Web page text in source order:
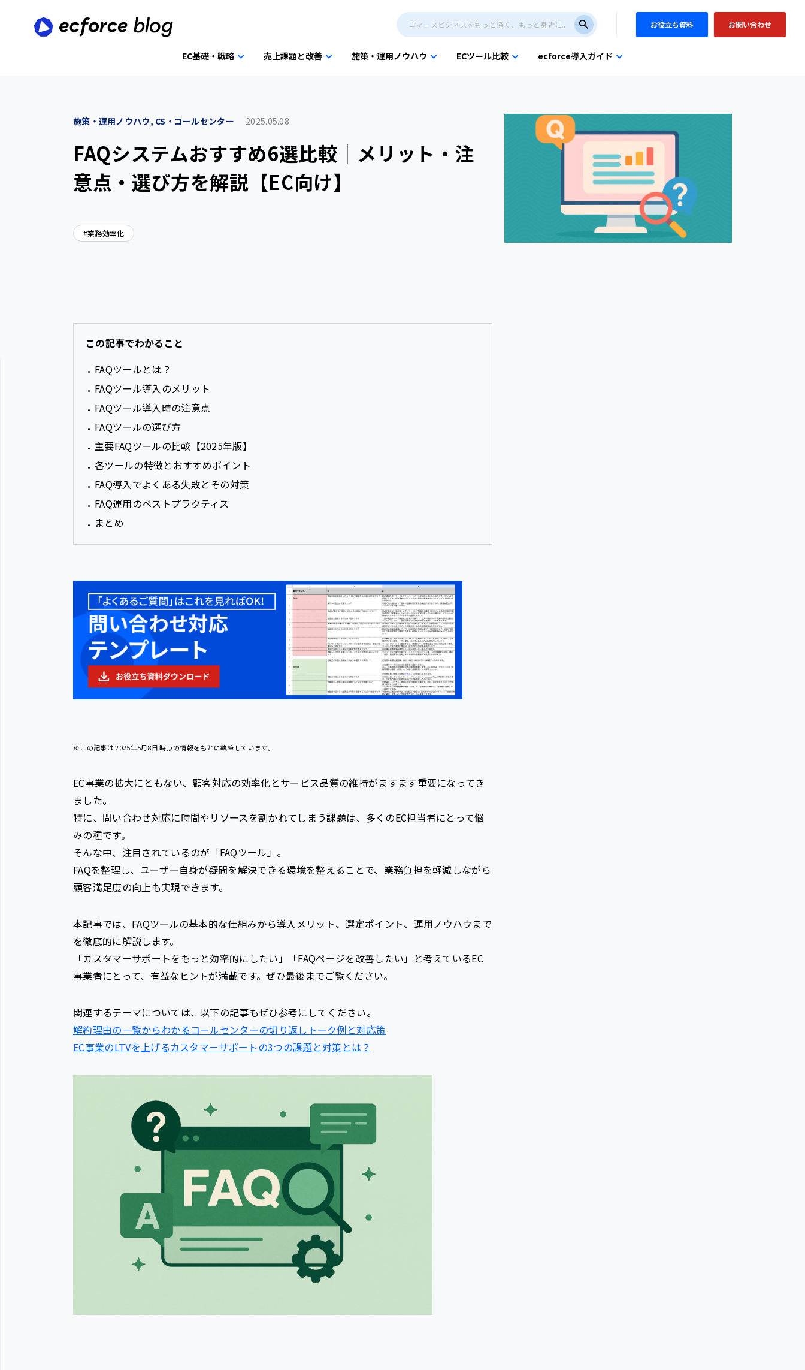
search お役立ち資料 お問い合わせ
EC基礎・戦略 売上課題と改善 施策・運用ノウハウ ECツール比較 ecforce導入ガイド
施策・運用ノウハウ, CS・コールセンター 2025.05.08
FAQシステムおすすめ6選比較｜メリット・注
意点・選び方を解説【EC向け】
業務効率化
この記事でわかること
FAQツールとは？
FAQツール導入のメリット
FAQツール導入時の注意点
FAQツールの選び方
主要FAQツールの比較【2025年版】
各ツールの特徴とおすすめポイント
FAQ導入でよくある失敗とその対策
FAQ運用のベストプラクティス
まとめ
※この記事は2025年5月8日時点の情報をもとに執筆しています。
EC事業の拡大にともない、顧客対応の効率化とサービス品質の維持がますます重要になってき
ました。
特に、問い合わせ対応に時間やリソースを割かれてしまう課題は、多くのEC担当者にとって悩
みの種です。
そんな中、注目されているのが「FAQツール」。
FAQを整理し、ユーザー自身が疑問を解決できる環境を整えることで、業務負担を軽減しながら
顧客満足度の向上も実現できます。
本記事では、FAQツールの基本的な仕組みから導入メリット、 選定ポイント、 運用ノウハウ まで
を徹底的に解説します。
「カスタマーサポートをもっと効率的にしたい」「FAQページを改善したい」と考えているEC
事業者にとって、有益なヒントが満載です。ぜひ最後までご覧ください。
関連するテーマについては、以下の記事もぜひ参考にしてください。
解約理由の一覧からわかるコールセンターの切り返しトーク例と対応策
EC事業のLTVを上げるカスタマーサポートの3つの課題と対策とは？